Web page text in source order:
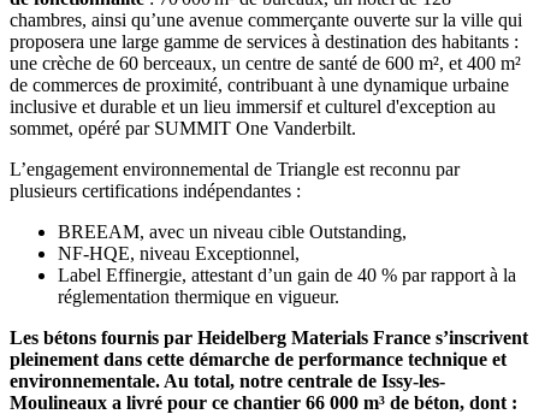
chambres, ainsi qu’une avenue commerçante ouverte sur la ville qui
proposera une large gamme de services à destination des habitants :
une crèche de 60 berceaux, un centre de santé de 600 m², et 400 m²
de commerces de proximité, contribuant à une dynamique urbaine
inclusive et durable et un lieu immersif et culturel d'exception au
sommet, opéré par SUMMIT One Vanderbilt.
L’engagement environnemental de Triangle est reconnu par
plusieurs certifications indépendantes :
BREEAM, avec un niveau cible Outstanding,
NF-HQE, niveau Exceptionnel,
Label Effinergie, attestant d’un gain de 40 % par rapport à la
réglementation thermique en vigueur.
Les bétons fournis par Heidelberg Materials France s’inscrivent
pleinement dans cette démarche de performance technique et
environnementale. Au total, notre centrale de Issy-les-
Moulineaux a livré pour ce chantier 66 000 m³ de béton, dont :